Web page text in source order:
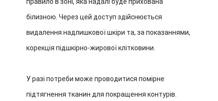
білизною. Через цей доступ здійснюється
видалення надлишкової шкіри та, за показаннями,
корекція підшкірно-жирової клітковини.
У разі потреби може проводитися помірне
підтягнення тканин для покращення контурів.